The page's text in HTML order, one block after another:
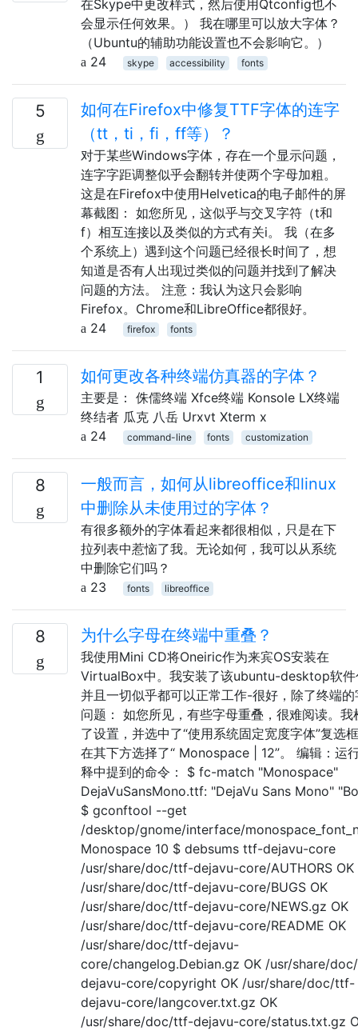
在Skype中更改样式，然后使用Qtconfig也不
会显示任何效果。） 我在哪里可以放大字体？
（Ubuntu的辅助功能设置也不会影响它。）
24
skype accessibility fonts
5
如何在Firefox中修复TTF字体的连字
（tt，ti，fi，ff等）？
对于某些Windows字体，存在一个显示问题，
连字字距调整似乎会翻转并使两个字母加粗。
这是在Firefox中使用Helvetica的电子邮件的屏
幕截图： 如您所见，这似乎与交叉字符（t和
f）相互连接以及类似的方式有关i。 我（在多
个系统上）遇到这个问题已经很长时间了，想
知道是否有人出现过类似的问题并找到了解决
问题的方法。 注意：我认为这只会影响
Firefox。Chrome和LibreOffice都很好。
24
firefox fonts
1 如何更改各种终端仿真器的字体？
主要是： 侏儒终端 Xfce终端 Konsole LX终端
终结者 瓜克 八岳 Urxvt Xterm x
24
command-line fonts customization
8
一般而言，如何从libreoffice和linux
中删除从未使用过的字体？
有很多额外的字体看起来都很相似，只是在下
拉列表中惹恼了我。无论如何，我可以从系统
中删除它们吗？
23
fonts libreoffice
8 为什么字母在终端中重叠？
我使用Mini CD将Oneiric作为来宾OS安装在
VirtualBox中。我安装了该ubuntu-desktop软件
并且一切似乎都可以正常工作-很好，除了终端的
问题： 如您所见，有些字母重叠，很难阅读。我
了设置，并选中了“使用系统固定宽度字体”复选
在其下方选择了“ Monospace | 12”。 编辑：运
释中提到的命令： $ fc-match "Monospace"
DejaVuSansMono.ttf: "DejaVu Sans Mono"
$ gconftool --get
/desktop/gnome/interface/
Monospace 10 $ debsums ttf-dejavu-core
/usr/share/doc/ttf-dejavu-core/AUTHORS OK
/usr/share/doc/ttf-dejavu-core/BUGS OK
/usr/share/doc/ttf-dejavu-core/NEWS.gz OK
/usr/share/doc/ttf-dejavu-core/README OK
/usr/share/doc/ttf-dejavu-
core/changelog.Debian.gz OK /usr/share/
dejavu-core/copyright OK /usr/share/doc/ttf-
dejavu-core/langcover.txt.gz OK
/usr/share/doc/ttf-dejavu-core/status.txt.gz